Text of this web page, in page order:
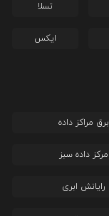
تسلا
ایکس
برق مراکز داده
مرکز داده سبز
رایانش ابری